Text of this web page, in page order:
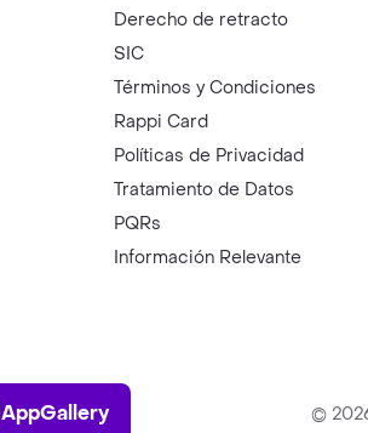
Derecho de retracto
SIC
Términos y Condiciones
Rappi Card
Políticas de Privacidad
Tratamiento de Datos
PQRs
Información Relevante
AppGallery
AppGallery ©